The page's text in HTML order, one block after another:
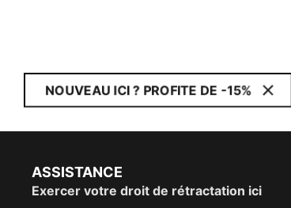
NOUVEAU ICI ? PROFITE DE -15%
ASSISTANCE
Exercer votre droit de rétractation ici